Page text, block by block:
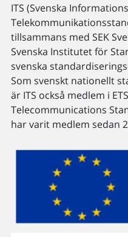
ITS (Svenska
tillsammans med SEK
Svenska Institutet för
svenska
Som svenskt nationellt
är ITS också medlem i
Telecommunications
har varit medlem sedan